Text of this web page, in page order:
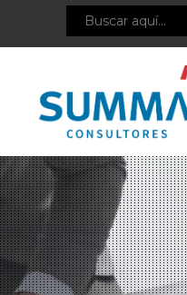
Buscar: